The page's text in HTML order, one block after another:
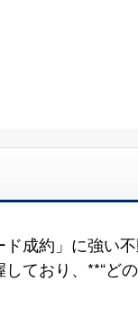
成約」に強い
ており、**“ど